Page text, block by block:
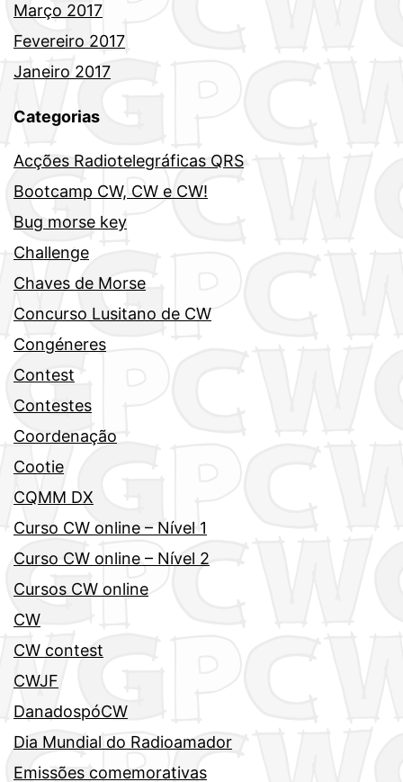
Março 2017
Fevereiro 2017
Janeiro 2017
Categorias
Acções Radiotelegráficas QRS
Bootcamp CW, CW e CW!
Bug morse key
Challenge
Chaves de Morse
Concurso Lusitano de CW
Congéneres
Contest
Contestes
Coordenação
Cootie
CQMM DX
Curso CW online – Nível 1
Curso CW online – Nível 2
Cursos CW online
CW
CW contest
CWJF
DanadospóCW
Dia Mundial do Radioamador
Emissões comemorativas